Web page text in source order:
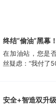
终结“偷油”黑幕
件助力加油站实
营，挽回消费者
在加油站，您是
丝疑虑：“我付了
件等高科技手段
安全+智造双升